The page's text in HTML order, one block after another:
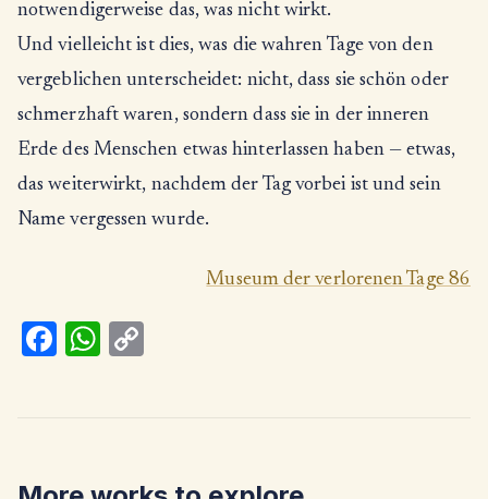
notwendigerweise das, was nicht wirkt.
Und vielleicht ist dies, was die wahren Tage von den
vergeblichen unterscheidet: nicht, dass sie schön oder
schmerzhaft waren, sondern dass sie in der inneren
Erde des Menschen etwas hinterlassen haben — etwas,
das weiterwirkt, nachdem der Tag vorbei ist und sein
Name vergessen wurde.
Museum der verlorenen Tage 86
Fa
W
Li